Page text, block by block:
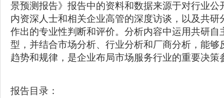
景预测报告》报告中的资料和数据来源于对行业公
内资深人士和相关企业高管的深度访谈，以及共研
作出的专业性判断和评价。分析内容中运用共研自
型，并结合市场分析、行业分析和厂商分析，能够
趋势和规律，是企业布局市场服务行业的重要决策
报告目录：